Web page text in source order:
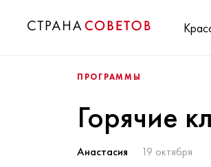
ПРОГРАММЫ
Горячие
Анастасия 19 октября